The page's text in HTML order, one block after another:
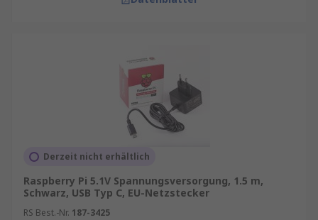
Derzeit nicht erhältlich
Raspberry Pi 5.1V Spannungsversorgung, 1.5 m,
Schwarz, USB Typ C, EU-Netzstecker
RS Best.-Nr. 187-3425